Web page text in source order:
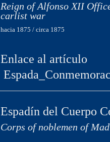
Reign of Alfonso XII
carlist war
hacia 1875 / circa 1875
Enlace al artículo
Espadín del Cuerpo
Corps of noblemen of